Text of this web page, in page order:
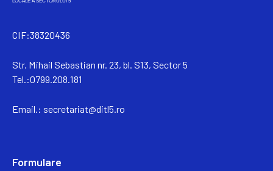
CIF:38320436
Str. Mihail Sebastian nr. 23, bl. S13, Sector 5
Tel.:0799.208.181
Email.: secretariat@ditl5.ro
Formulare